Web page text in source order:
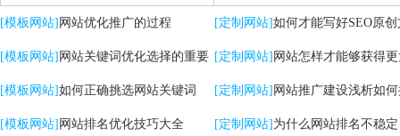
[模板网站] 网站优化推广的过程
[模板网站] 网站关键词优化选择的重要
性
[模板网站]如何正确挑选网站关键词
[模板网站] 网站排名优化技巧大全
[定制网站]如何才能写好SEO原
[定制网站] 网站怎样才能够获得
流量？
[定制网站] 网站推广建设浅析如
用户体验
[定制网站] 为什么网站排名不稳